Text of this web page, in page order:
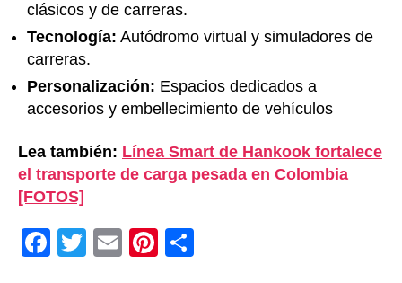
clásicos y de carreras.
Tecnología: Autódromo virtual y simuladores de
carreras.
Personalización: Espacios dedicados a
accesorios y embellecimiento de vehículos
Lea también: Línea Smart de Hankook fortalece
el transporte de carga pesada en Colombia
[FOTOS]
F
T
E
Pi